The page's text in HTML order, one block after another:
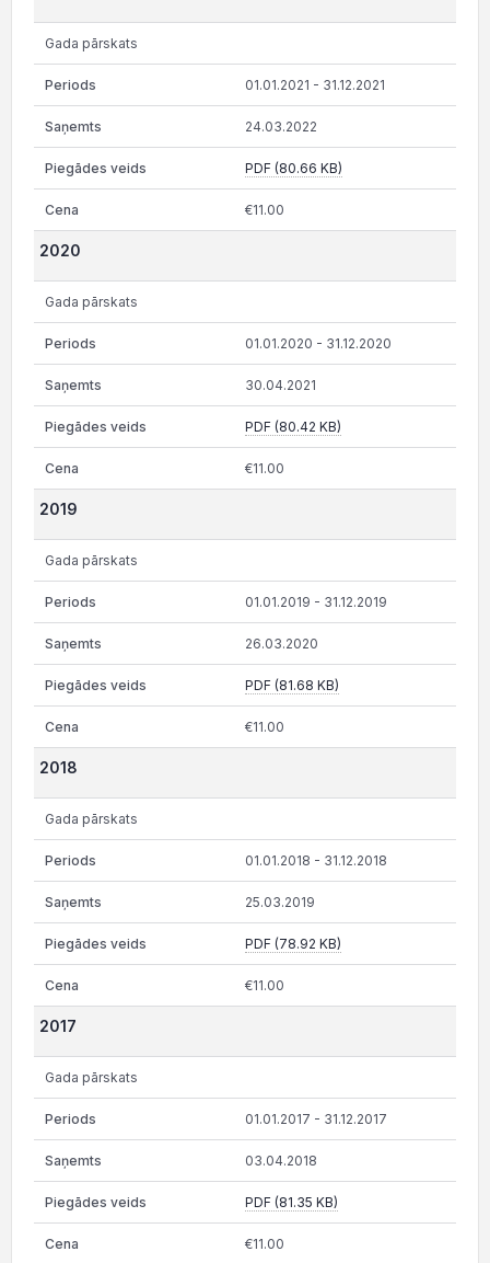
Gada pārskats
01.01.2021 - 31.12.2021
24.03.2022
PDF (80.66 KB)
€11.00
2020
Gada pārskats
01.01.2020 - 31.12.2020
30.04.2021
PDF (80.42 KB)
€11.00
2019
Gada pārskats
01.01.2019 - 31.12.2019
26.03.2020
PDF (81.68 KB)
€11.00
2018
Gada pārskats
01.01.2018 - 31.12.2018
25.03.2019
PDF (78.92 KB)
€11.00
2017
Gada pārskats
01.01.2017 - 31.12.2017
03.04.2018
PDF (81.35 KB)
€11.00